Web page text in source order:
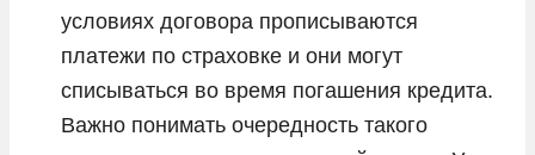
условиях договора прописываются
платежи по страховке и они могут
списываться во время погашения кредита.
Важно понимать очередность такого